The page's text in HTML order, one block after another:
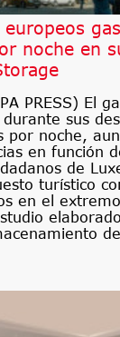
noche en
PRESS) El
sus
por noche,
en función
de
turístico
en el